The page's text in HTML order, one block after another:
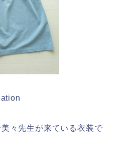
々先生が来ている衣装で